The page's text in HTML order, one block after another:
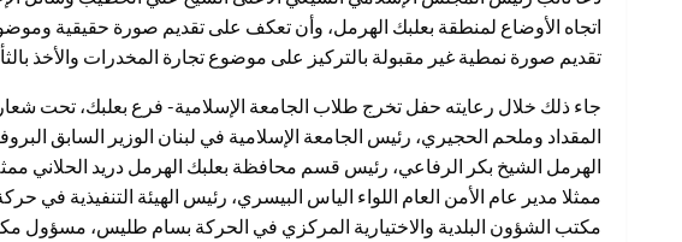
اتجاه الأوضاع لمنطقة بعلبك الهرمل، وأن تعكف على تقديم صورة حقيقية
تقديم صورة نمطية غير مقبولة بالتركيز على موضوع تجارة المخدرات والأخذ
جاء ذلك خلال رعايته حفل تخرج طلاب الجامعة الإسلامية- فرع بعلبك، تحت شعار
المقداد وملحم الحجيري، رئيس الجامعة الإسلامية في لبنان الوزير السابق
الهرمل الشيخ بكر الرفاعي، رئيس قسم محافظة بعلبك الهرمل دريد الحلاني
ممثلا مدير عام الأمن العام اللواء الياس البيسري، رئيس الهيئة التنفيذية
مكتب الشؤون البلدية والاختيارية المركزي في الحركة بسام طليس، مسؤول